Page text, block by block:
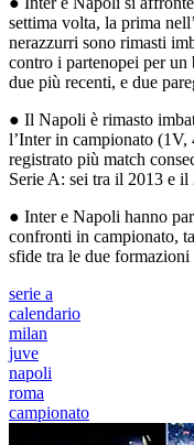
settima volta, la prima
nerazzurri sono rimasti
contro i partenopei per
due più recenti, e due
● Il Napoli è rimasto
l’Inter in campionato
registrato più match
Serie A: sei tra il 2013 e
● Inter e Napoli hanno
confronti in campionato,
sfide tra le due
serie a
calendario
milan
juve
napoli
roma
campionato